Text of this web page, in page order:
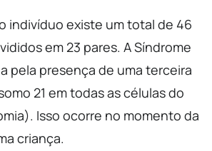
indivíduo existe um total de 46
em 23 pares. A Síndrome
pela presença de uma terceira
21 em todas as células do
Isso ocorre no momento da
criança.